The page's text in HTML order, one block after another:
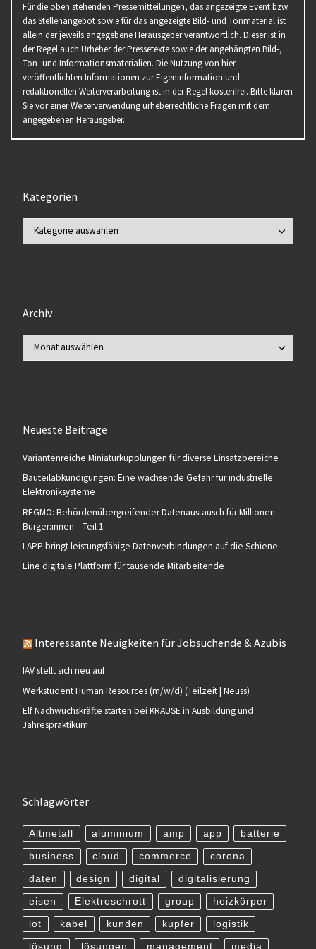
Für die oben stehenden Pressemitteilungen, das angezeigte Event bzw.
das Stellenangebot sowie für das angezeigte Bild- und Tonmaterial ist
allein der jeweils angegebene Herausgeber verantwortlich. Dieser ist in
der Regel auch Urheber der Pressetexte sowie der angehängten Bild-,
Ton- und Informationsmaterialien. Die Nutzung von hier
veröffentlichten Informationen zur Eigeninformation und
redaktionellen Weiterverarbeitung ist in der Regel kostenfrei. Bitte klären
Sie vor einer Weiterverwendung urheberrechtliche Fragen mit dem
angegebenen Herausgeber.
Kategorien
Archiv
Neueste Beiträge
Variantenreiche Miniaturkupplungen für diverse Einsatzbereiche
Bauteilabkündigungen: Eine wachsende Gefahr für industrielle
Elektroniksysteme
REGMO: Behördenübergreifender Datenaustausch für Millionen
Bürger:innen – Teil 1
LAPP bringt leistungsfähige Datenverbindungen auf die Schiene
Eine digitale Plattform für tausende Mitarbeitende
Interessante Neuigkeiten für Jobsuchende & Azubis
IAV stellt sich neu auf
Werkstudent Human Resources (m/w/d) (Teilzeit | Neuss)
Elf Nachwuchskräfte starten bei KRAUSE in Ausbildung und
Jahrespraktikum
Schlagwörter
Altmetall aluminium amp app batterie
business cloud commerce corona
daten design digital digitalisierung
eisen Elektroschrott group heizkörper
iot kabel kunden kupfer logistik
lösung lösungen management media